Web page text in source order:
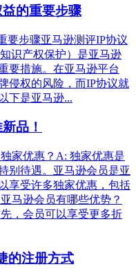
的重要步骤
要步骤亚马逊测评IP协议
知识产权保护）是亚马逊
要措施。在亚马逊平台
侵权的风险，而IP协议就
下是亚马逊...
品！
家优惠？A: 独家优惠是
别待遇。亚马逊会员是亚
享受许多独家优惠，包括
马逊会员有哪些优势？
，会员可以享受更多折
的注册方式